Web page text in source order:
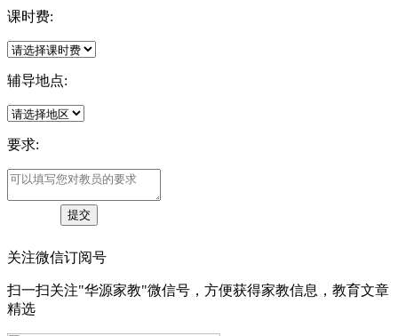
课时费:
辅导地点:
要求:
关注微信订阅号
扫一扫关注"华源家教"微信号，方便获得家教信息，教育文章
精选